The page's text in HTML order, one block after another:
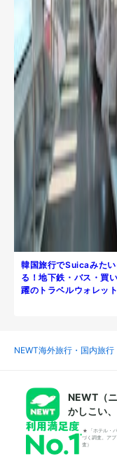
韓国旅行でSuicaみたい
る！地下鉄・バス・買
躍のトラベルウォレッ
NEWT海外旅行・国内旅行
NEWT（ニ
かしこい
*「ホテル・パ
づく調査。
査）